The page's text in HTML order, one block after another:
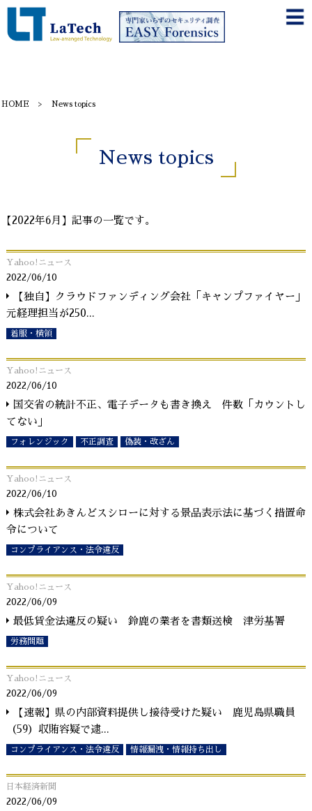
HOME News topics
News topics
【2022年6月】記事の一覧です。
Yahoo!ニュース
2022/06/10
【独自】クラウドファンディング会社「キャンプファイヤー」
元経理担当が250...
着服・横領
Yahoo!ニュース
2022/06/10
国交省の統計不正、電子データも書き換え 件数「カウントし
てない」
フォレンジック 不正調査 偽装・改ざん
Yahoo!ニュース
2022/06/10
株式会社あきんどスシローに対する景品表示法に基づく措置命
令について
コンプライアンス・法令違反
Yahoo!ニュース
2022/06/09
最低賃金法違反の疑い 鈴鹿の業者を書類送検 津労基署
労務問題
Yahoo!ニュース
2022/06/09
【速報】県の内部資料提供し接待受けた疑い 鹿児島県職員
（59）収賄容疑で逮...
コンプライアンス・法令違反 情報漏洩・情報持ち出し
日本経済新聞
2022/06/09